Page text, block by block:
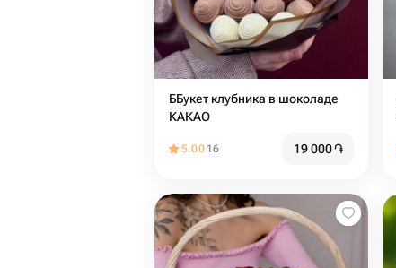
ББукет клубника в шоколаде
КАКАО
5.00 16 19 000֏